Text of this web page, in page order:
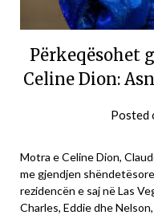
Përkeqësohet
Celine Dion:
Posted
Motra e Celine Dion,
me gjendjen
rezidencën e saj në Las
Charles, Eddie dhe